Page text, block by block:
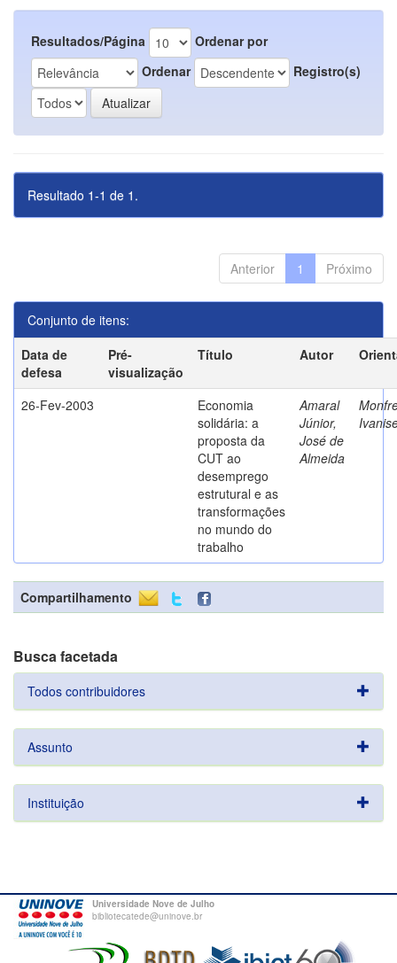
Resultados/Página
Ordenar por
Ordenar
Registro(s)
Resultado 1-1 de 1.
Anterior 1 Próximo
Conjunto de itens:
Data de
defesa
Pré-
visualização
Título Autor
26-Fev-2003
Economia
solidária: a
proposta da
CUT ao
desemprego
estrutural e as
transformações
no mundo do
trabalho
Amaral
Júnior,
José de
Almeida
Compartilhamento
Busca facetada
Todos contribuidores
Assunto
Instituição
Universidade Nove de Julho
bibliotecatede@uninove.br